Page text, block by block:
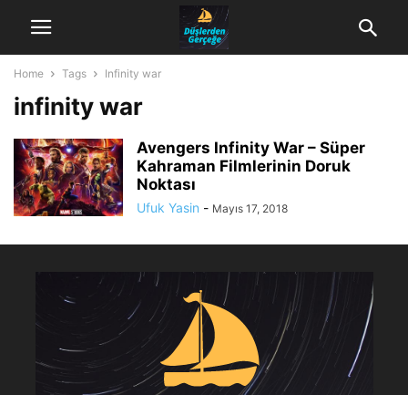
Home Tags Infinity war
infinity war
Avengers Infinity War – Süper
Kahraman Filmlerinin Doruk
Noktası
Ufuk Yasin - Mayıs 17, 2018